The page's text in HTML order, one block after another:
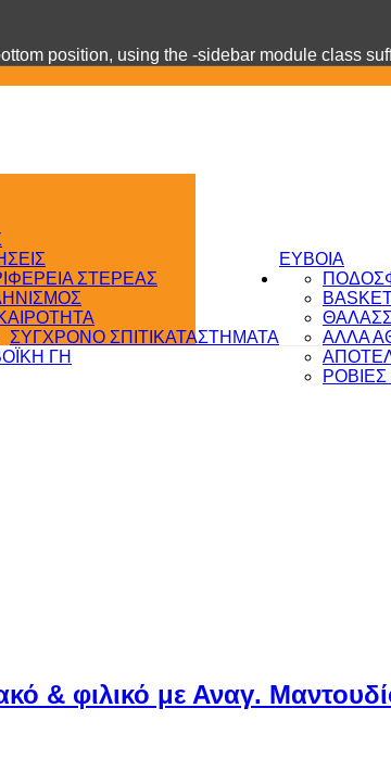
position, using the -sidebar module class
ΕΥΒΟΙΑ
ΣΤΕΡΕΑΣ
ΚΑΤΑΣΤΗΜΑΤΑ
ΣΥΓΧΡΟΝΟ ΣΠΙΤΙ
ΓΗ
ΑΛΛΑ
ΡΟΒΙΕΣ
& φιλικό με Αναγ.